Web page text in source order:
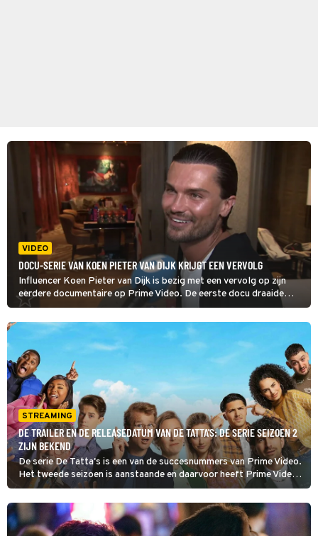
VIDEO
DOCU-SERIE VAN KOEN PIETER VAN DIJK KRIJGT EEN VERVOLG
Influencer Koen Pieter van Dijk is bezig met een vervolg op zijn
eerdere documentaire op Prime Video. De eerste docu draaide
volledig om zijn drugsverslaving, maar in het vervolg wil hij juist
laten zien dat het inmiddels veel beter met hem gaat.
STREAMING
DE TRAILER EN DE RELEASEDATUM VAN DE TATTA'S: DE SERIE SEIZOEN 2
ZIJN BEKEND
De serie De Tatta's is een van de succesnummers van Prime Video.
Het tweede seizoen is aanstaande en daarvoor heeft Prime Video
een heel blik met gastacteurs opengetrokken. Bovendien is de
releasedatum bekend en is er een kersverse trailer.